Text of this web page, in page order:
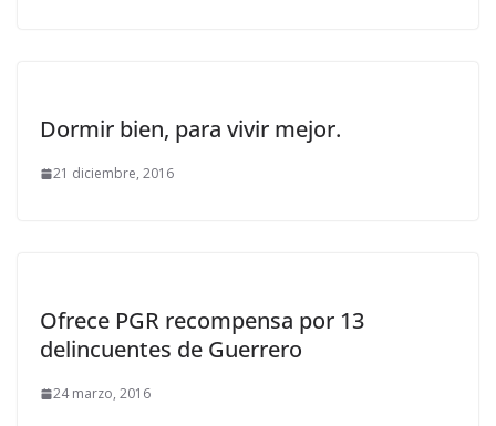
Dormir bien, para vivir mejor.
21 diciembre, 2016
Ofrece PGR recompensa por 13
delincuentes de Guerrero
24 marzo, 2016